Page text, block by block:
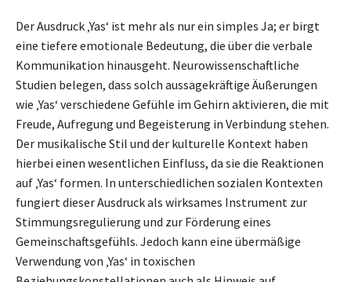
Der Ausdruck ‚Yas‘ ist mehr als nur ein simples Ja; er birgt
eine tiefere emotionale Bedeutung, die über die verbale
Kommunikation hinausgeht. Neurowissenschaftliche
Studien belegen, dass solch aussagekräftige Äußerungen
wie ‚Yas‘ verschiedene Gefühle im Gehirn aktivieren, die mit
Freude, Aufregung und Begeisterung in Verbindung stehen.
Der musikalische Stil und der kulturelle Kontext haben
hierbei einen wesentlichen Einfluss, da sie die Reaktionen
auf ‚Yas‘ formen. In unterschiedlichen sozialen Kontexten
fungiert dieser Ausdruck als wirksames Instrument zur
Stimmungsregulierung und zur Förderung eines
Gemeinschaftsgefühls. Jedoch kann eine übermäßige
Verwendung von ‚Yas‘ in toxischen